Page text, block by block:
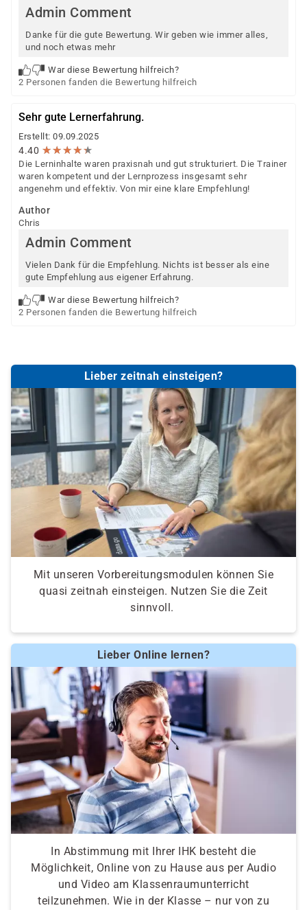
Admin Comment
Danke für die gute Bewertung. Wir geben wie immer alles,
und noch etwas mehr
War diese Bewertung hilfreich?
2 Personen fanden die Bewertung hilfreich
Sehr gute Lernerfahrung.
Erstellt: 09.09.2025
4.40 ★★★★★
★★★★★
Die Lerninhalte waren praxisnah und gut strukturiert. Die Trainer
waren kompetent und der Lernprozess insgesamt sehr
angenehm und effektiv. Von mir eine klare Empfehlung!
Author
Chris
Admin Comment
Vielen Dank für die Empfehlung. Nichts ist besser als eine
gute Empfehlung aus eigener Erfahrung.
War diese Bewertung hilfreich?
2 Personen fanden die Bewertung hilfreich
Lieber zeitnah einsteigen?
Mit unseren Vorbereitungsmodulen können Sie
quasi zeitnah einsteigen. Nutzen Sie die Zeit
sinnvoll.
Lieber Online lernen?
In Abstimmung mit Ihrer IHK besteht die
Möglichkeit, Online von zu Hause aus per Audio
und Video am Klassenraumunterricht
teilzunehmen. Wie in der Klasse – nur von zu